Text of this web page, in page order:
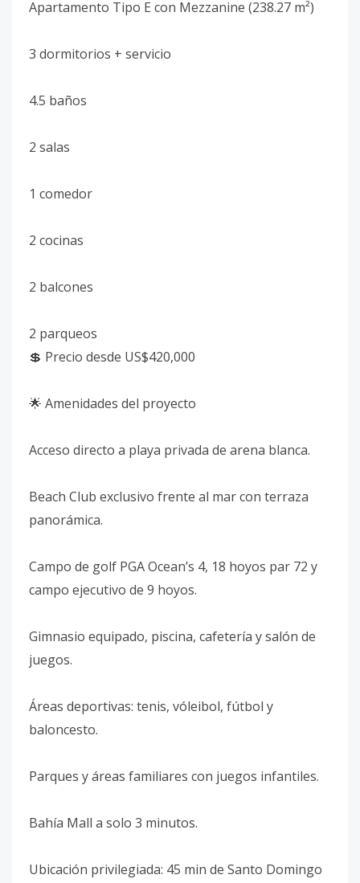
Apartamento Tipo E con Mezzanine (238.27 m²)
3 dormitorios + servicio
4.5 baños
2 salas
1 comedor
2 cocinas
2 balcones
2 parqueos
💲 Precio desde US$420,000
🌟 Amenidades del proyecto
Acceso directo a playa privada de arena blanca.
Beach Club exclusivo frente al mar con terraza
panorámica.
Campo de golf PGA Ocean’s 4, 18 hoyos par 72 y
campo ejecutivo de 9 hoyos.
Gimnasio equipado, piscina, cafetería y salón de
juegos.
Áreas deportivas: tenis, vóleibol, fútbol y
baloncesto.
Parques y áreas familiares con juegos infantiles.
Bahía Mall a solo 3 minutos.
Ubicación privilegiada: 45 min de Santo Domingo